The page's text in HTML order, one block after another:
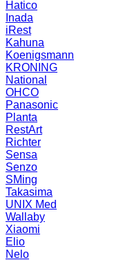
Hatico
Inada
iRest
Kahuna
Koenigsmann
KRONING
National
OHCO
Panasonic
Planta
RestArt
Richter
Sensa
Senzo
SMing
Takasima
UNIX Med
Wallaby
Xiaomi
Elio
Nelo